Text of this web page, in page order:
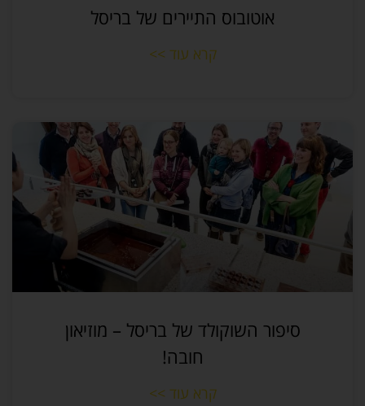
אוטובוס התיירים של בריסל
קרא עוד >>
סיפור השוקולד של בריסל – מוזיאון
חובה!
קרא עוד >>